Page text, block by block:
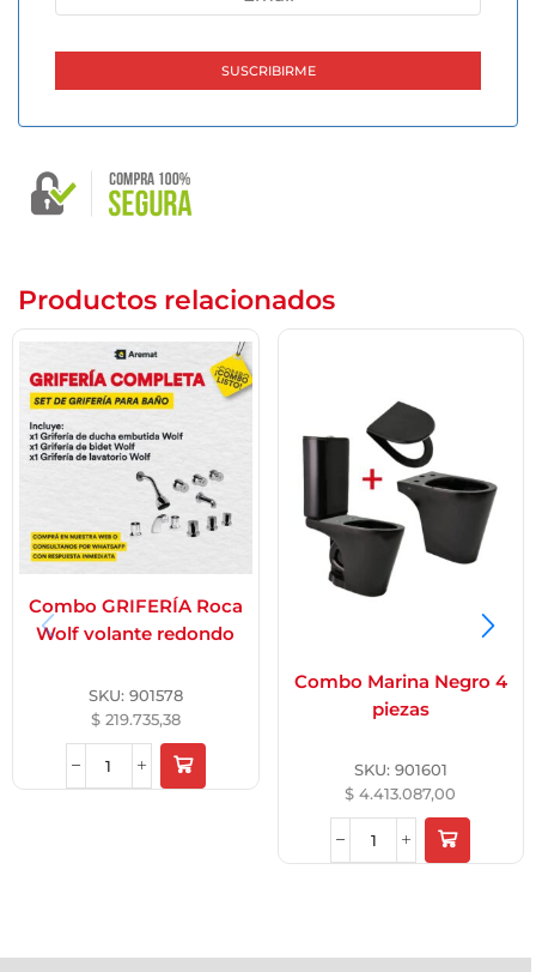
– Peso: 13,5kg.
Productos relacionados
Combo GRIFERÍA Roca
Wolf volante redondo
SKU: 901578
$219.735,38
Combo Marina Negro 4
piezas
SKU: 901601
$ 4.413.087,00